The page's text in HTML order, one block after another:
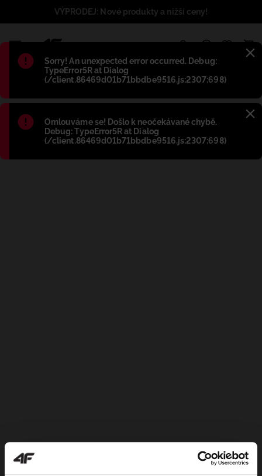
Błąd:
Sorry! An unexpected error occurred. Debug:
TypeError5R at Dialog
(/client.86469d01b71bbdbe9516.js:2307:698)
Błąd:
Omlouváme se! Došlo k neočekávané chybě.
Debug: TypeError5R at Dialog
(/client.86469d01b71bbdbe9516.js:2307:698)
VÝPRODEJ: Nové produkty a nižší ceny!